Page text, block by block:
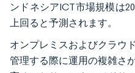
ンドネシアICT市場規模は
上回ると予測されます。
オンプレミスおよびクラウ
管理する際に運用の複雑さ